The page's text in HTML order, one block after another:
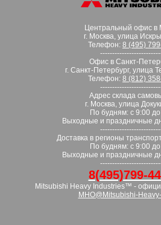
Центральный офис в
г. Москва, улица
Телефон: 8 (495)
Офис в Санкт-
г. Санкт-Петербург, улица
Телефон: 8 (812)
Адрес склада
г. Москва, улица
По будням: с 9:00
Выходные и праздничные
Доставка в регионы
По будням: с 9:00
Выходные и праздничные
8(495)799-
Mitsubishi Heavy Industries™ -
MHO@Mitsubishi-